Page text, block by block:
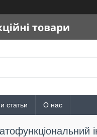
статьи О нас